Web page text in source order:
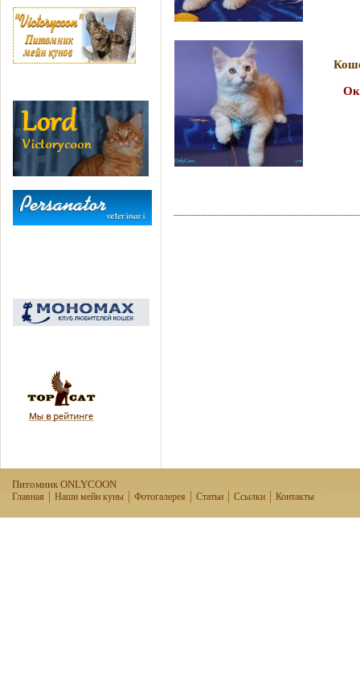
Питомник ONLYCOON
Главная Наши мейн куны Фотогалерея Статьи Ссылки Контакты